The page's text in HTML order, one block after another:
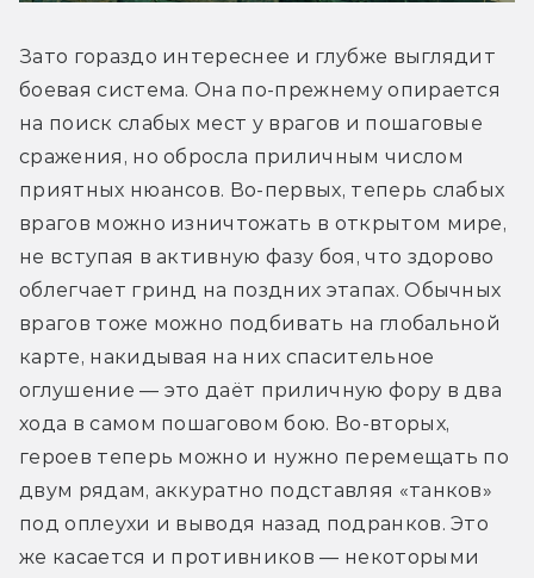
Зато гораздо интереснее и глубже выглядит
боевая система. Она по-прежнему опирается
на поиск слабых мест у врагов и пошаговые
сражения, но обросла приличным числом
приятных нюансов. Во-первых, теперь слабых
врагов можно изничтожать в открытом мире,
не вступая в активную фазу боя, что здорово
облегчает гринд на поздних этапах. Обычных
врагов тоже можно подбивать на глобальной
карте, накидывая на них спасительное
оглушение — это даёт приличную фору в два
хода в самом пошаговом бою. Во-вторых,
героев теперь можно и нужно перемещать по
двум рядам, аккуратно подставляя «танков»
под оплеухи и выводя назад подранков. Это
же касается и противников — некоторыми